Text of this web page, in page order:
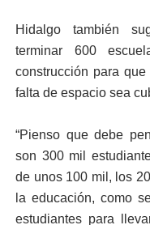
Hidalgo también
terminar 600
construcción para
falta de espacio sea
“Pienso que debe
son 300 mil
de unos 100 mil, los
la educación, como
estudiantes para